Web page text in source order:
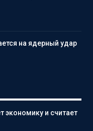
на ядерный удар
экономику и считает